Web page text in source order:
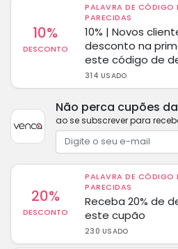
10%
DESCONTO
PALAVRA DE CÓDIGO
PARECIDAS
10% | Novos
desconto na
este código de
314 USADO
Não perca cupões
ao se subscrever para
20%
DESCONTO
PALAVRA DE CÓDIGO
PARECIDAS
Receba 20% de
este cupão
230 USADO